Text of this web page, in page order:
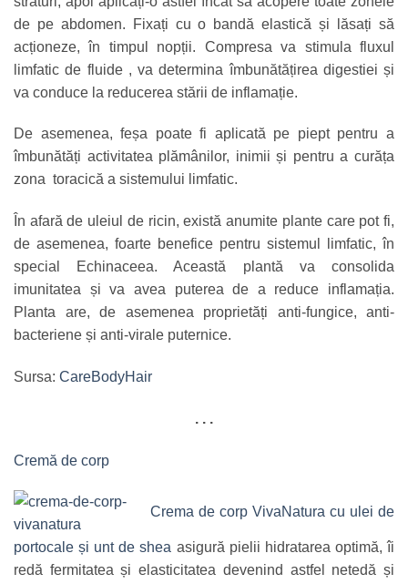
de pe abdomen. Fixați cu o bandă elastică și lăsați să
acționeze, în timpul nopții. Compresa va stimula fluxul
limfatic de fluide , va determina îmbunătățirea digestiei și
va conduce la reducerea stării de inflamație.
De asemenea, feșa poate fi aplicată pe piept pentru a
îmbunătăți activitatea plămânilor, inimii și pentru a curăța
zona toracică a sistemului limfatic.
În afară de uleiul de ricin, există anumite plante care pot fi,
de asemenea, foarte benefice pentru sistemul limfatic, în
special Echinaceea. Această plantă va consolida
imunitatea și va avea puterea de a reduce inflamația.
Planta are, de asemenea proprietăți anti-fungice, anti-
bacteriene și anti-virale puternice.
Sursa: CareBodyHair
. . .
Cremă de corp
Crema de corp VivaNatura cu ulei de
portocale și unt de shea asigură pielii hidratarea optimă, îi
redă fermitatea și elasticitatea devenind astfel netedă și